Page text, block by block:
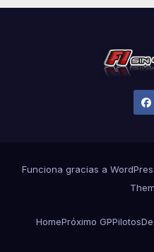
Funciona gracias a
HomePróximo GPPilotos